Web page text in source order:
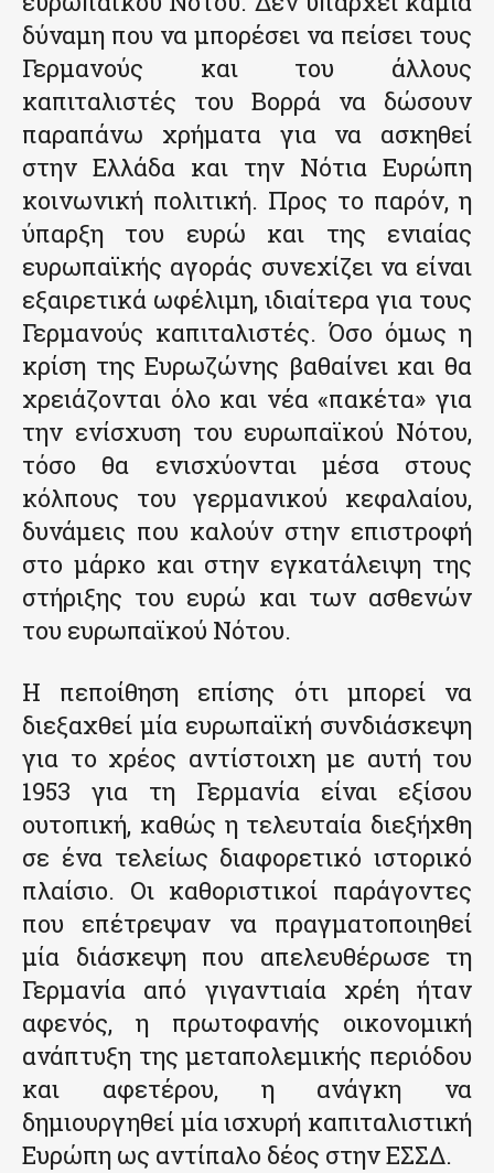
δύναμη που να μπορέσει να πείσει τους
Γερμανούς και του άλλους
καπιταλιστές του Βορρά να δώσουν
παραπάνω χρήματα για να ασκηθεί
στην Ελλάδα και την Νότια Ευρώπη
κοινωνική πολιτική. Προς το παρόν, η
ύπαρξη του ευρώ και της ενιαίας
ευρωπαϊκής αγοράς συνεχίζει να είναι
εξαιρετικά ωφέλιμη, ιδιαίτερα για τους
Γερμανούς καπιταλιστές. Όσο όμως η
κρίση της Ευρωζώνης βαθαίνει και θα
χρειάζονται όλο και νέα «πακέτα» για
την ενίσχυση του ευρωπαϊκού Νότου,
τόσο θα ενισχύονται μέσα στους
κόλπους του γερμανικού κεφαλαίου,
δυνάμεις που καλούν στην επιστροφή
στο μάρκο και στην εγκατάλειψη της
στήριξης του ευρώ και των ασθενών
του ευρωπαϊκού Νότου.
Η πεποίθηση επίσης ότι μπορεί να
διεξαχθεί μία ευρωπαϊκή συνδιάσκεψη
για το χρέος αντίστοιχη με αυτή του
1953 για τη Γερμανία είναι εξίσου
ουτοπική, καθώς η τελευταία διεξήχθη
σε ένα τελείως διαφορετικό ιστορικό
πλαίσιο. Οι καθοριστικοί παράγοντες
που επέτρεψαν να πραγματοποιηθεί
μία διάσκεψη που απελευθέρωσε τη
Γερμανία από γιγαντιαία χρέη ήταν
αφενός, η πρωτοφανής οικονομική
ανάπτυξη της μεταπολεμικής περιόδου
και αφετέρου, η ανάγκη να
δημιουργηθεί μία ισχυρή καπιταλιστική
Ευρώπη ως αντίπαλο δέος στην ΕΣΣΔ.